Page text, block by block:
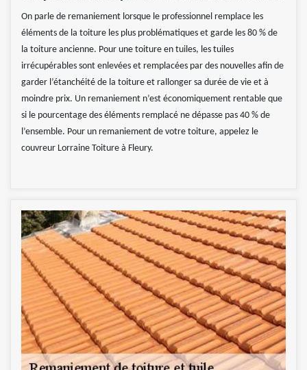
On parle de remaniement lorsque le professionnel remplace les
éléments de la toiture les plus problématiques et garde les 80 % de
la toiture ancienne. Pour une toiture en tuiles, les tuiles
irrécupérables sont enlevées et remplacées par des nouvelles afin de
garder l’étanchéité de la toiture et rallonger sa durée de vie et à
moindre prix. Un remaniement n’est économiquement rentable que
si le pourcentage des éléments remplacé ne dépasse pas 40 % de
l’ensemble. Pour un remaniement de votre toiture, appelez le
couvreur Lorraine Toiture à Fleury.